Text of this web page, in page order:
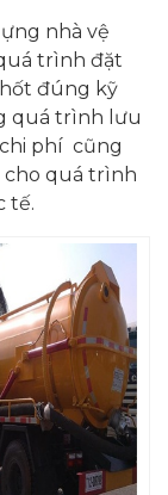
nhà vệ
trình đặt
đúng kỹ
quá trình lưu
phí cũng
cho quá trình
tế.